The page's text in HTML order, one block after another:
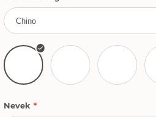
Khaki Szürke Sötétkék
Nevek *